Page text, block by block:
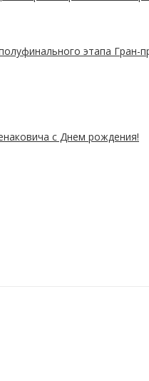
этапа
с Днем рождения!